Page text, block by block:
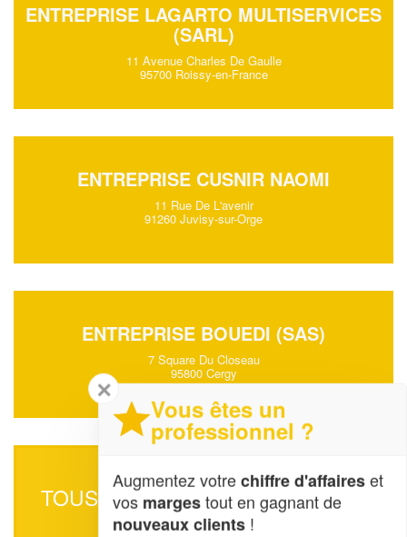
ENTREPRISE LAGARTO MULTISERVICES
(SARL)
11 Avenue Charles De Gaulle
95700 Roissy-en-France
ENTREPRISE CUSNIR NAOMI
11 Rue De L'avenir
91260 Juvisy-sur-Orge
ENTREPRISE BOUEDI (SAS)
7 Square Du Closeau
95800 Cergy
TOUS LES SOCIÉTÉS DE ILE-DE-
FRANCE
✕
Vous êtes un
professionnel ?
Augmentez votrechiffre d'affaireset
vos margestout en gagnant de
nouveaux clients !